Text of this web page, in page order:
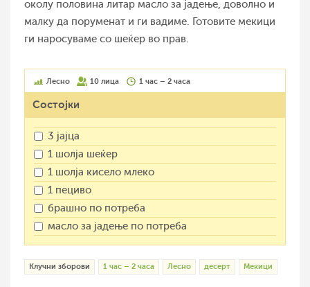
околу половина литар масло за јадење, доволно и
малку да поруменат и ги вадиме. Готовите мекици
ги наросуваме со шеќер во прав.
Лесно 10 лица 1 час – 2 часа
Состојки
3 јајца
1 шолја шеќер
1 шолја кисело млеко
1 пециво
брашно по потреба
масло за јадење по потреба
Клучни зборови 1 час – 2 часа Лесно десерт Мекици